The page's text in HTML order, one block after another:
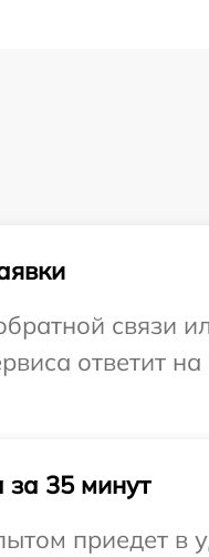
связи
ответит
35 минут
приедет в